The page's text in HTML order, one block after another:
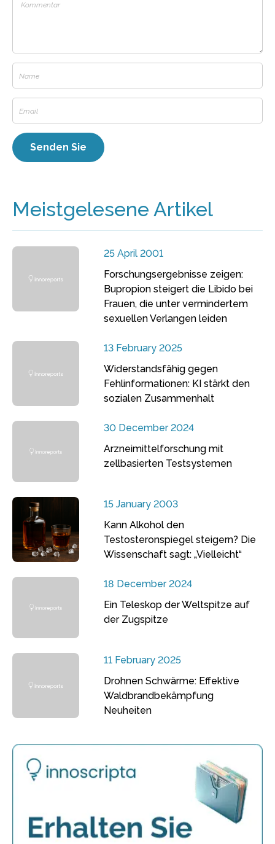
Meistgelesene Artikel
25 April 2001
Forschungsergebnisse zeigen:
Bupropion steigert die Libido bei
Frauen, die unter vermindertem
sexuellen Verlangen leiden
13 February 2025
Widerstandsfähig gegen
Fehlinformationen: KI stärkt den
sozialen Zusammenhalt
30 December 2024
Arzneimittelforschung mit
zellbasierten Testsystemen
15 January 2003
Kann Alkohol den
Testosteronspiegel steigern? Die
Wissenschaft sagt: „Vielleicht“
18 December 2024
Ein Teleskop der Weltspitze auf
der Zugspitze
11 February 2025
Drohnen Schwärme: Effektive
Waldbrandbekämpfung
Neuheiten